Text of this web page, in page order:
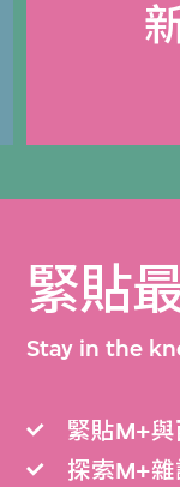
緊貼
Stay in the
緊貼M+
探索M+